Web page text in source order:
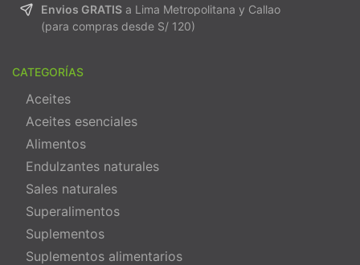
Envios GRATIS a Lima Metropolitana y Callao
(para compras desde S/ 120)
CATEGORÍAS
Aceites
Aceites esenciales
Alimentos
Endulzantes naturales
Sales naturales
Superalimentos
Suplementos
Suplementos alimentarios